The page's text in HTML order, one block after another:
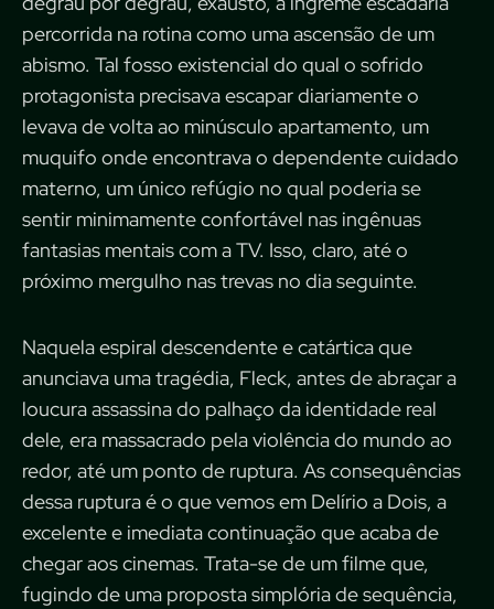
percorrida na rotina como uma ascensão de um
abismo. Tal fosso existencial do qual o sofrido
protagonista precisava escapar diariamente o
levava de volta ao minúsculo apartamento, um
muquifo onde encontrava o dependente cuidado
materno, um único refúgio no qual poderia se
sentir minimamente confortável nas ingênuas
fantasias mentais com a TV. Isso, claro, até o
próximo mergulho nas trevas no dia seguinte.
Naquela espiral descendente e catártica que
anunciava uma tragédia, Fleck, antes de abraçar a
loucura assassina do palhaço da identidade real
dele, era massacrado pela violência do mundo ao
redor, até um ponto de ruptura. As consequências
dessa ruptura é o que vemos em Delírio a Dois, a
excelente e imediata continuação que acaba de
chegar aos cinemas. Trata-se de um filme que,
fugindo de uma proposta simplória de sequência,